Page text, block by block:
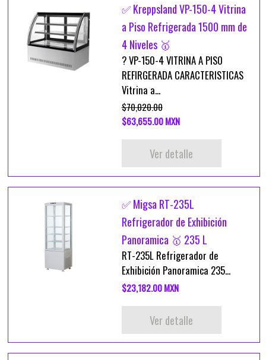
✅ Kreppsland VP-150-4 Vitrina
a Piso Refrigerada 1500 mm de
4 Niveles 🥇
? VP-150-4 VITRINA A PISO
REFIRGERADA CARACTERISTICAS
Vitrina a...
$70,020.00
$63,655.00 MXN
Ver detalle
✅ Migsa RT-235L
Refrigerador de Exhibición
Panoramica 🥇 235 L
RT-235L Refrigerador de
Exhibición Panoramica 235...
$23,182.00 MXN
Ver detalle